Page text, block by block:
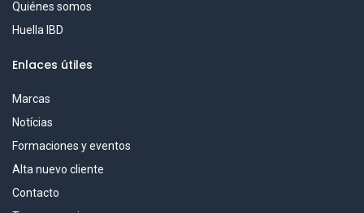
Quiénes somos
Huella IBD
Enlaces útiles
Marcas
Notícias
Formaciones y eventos
Alta nuevo cliente
Contacto